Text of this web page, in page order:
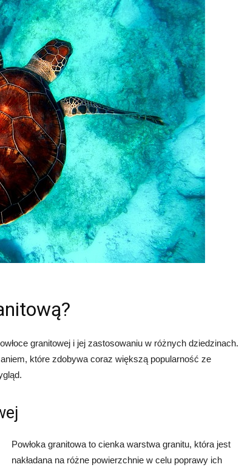
granitowej i jej zastosowaniu w różnych dziedzinach.
które zdobywa coraz większą popularność ze
Powłoka granitowa to cienka warstwa granitu, która jest
nakładana na różne powierzchnie w celu poprawy ich